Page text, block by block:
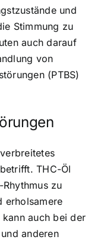
und
Stimmung zu
auch darauf
von
(PTBS)
THC-Öl
zu
erholsamere
auch bei der
anderen